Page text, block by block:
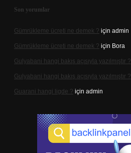
Son yorumlar
Gümrükleme ücreti ne demek ? için admin
Gümrükleme ücreti ne demek ? için Bora
Gulyabani hangi bakış açısıyla yazılmıştır ?
Gulyabani hangi bakış açısıyla yazılmıştır ?
Guarani hangi ligde ? için admin